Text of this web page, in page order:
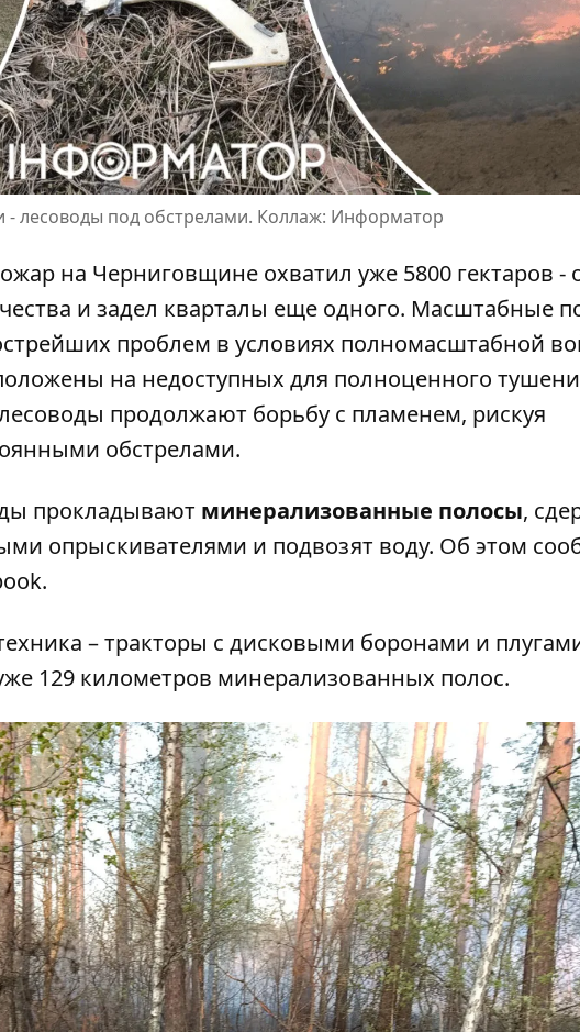
- лесоводы под обстрелами. Коллаж: Информатор
на Черниговщине охватил уже 5800 гектаров -
и задел кварталы еще одного. Масштабные
проблем в условиях полномасштабной
на недоступных для полноценного
продолжают борьбу с пламенем, рискуя
обстрелами.
прокладывают минерализованные полосы,
опрыскивателями и подвозят воду. Об этом
– тракторы с дисковыми боронами и
129 километров минерализованных полос.